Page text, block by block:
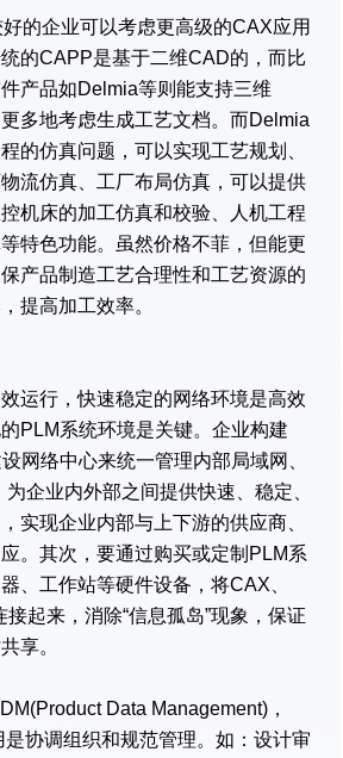
的企业可以考虑更高级的CAX应用
的CAPP是基于二维CAD的，而比
产品如Delmia等则能支持三维
多地考虑生成工艺文档。而Delmia
的仿真问题，可以实现工艺规划、
流仿真、工厂布局仿真，可以提供
机床的加工仿真和校验、人机工程
特色功能。虽然价格不菲，但能更
产品制造工艺合理性和工艺资源的
提高加工效率。
运行，快速稳定的网络环境是高效
PLM系统环境是关键。企业构建
网络中心来统一管理内部局域网、
企业内外部之间提供快速、稳定、
实现企业内部与上下游的供应商、
。其次，要通过购买或定制PLM系
、工作站等硬件设备，将CAX、
起来，消除“信息孤岛”现象，保证
享。
Data Management)，
协调组织和规范管理。如：设计审